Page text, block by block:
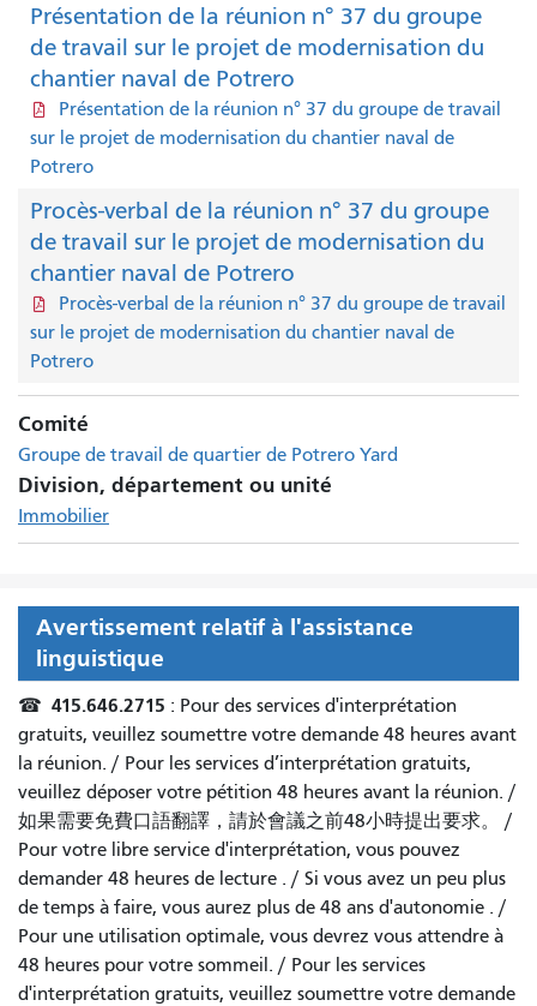
Présentation de la réunion n° 37 du groupe
de travail sur le projet de modernisation du
chantier naval de Potrero
Présentation de la réunion n° 37 du groupe de travail
sur le projet de modernisation du chantier naval de
Potrero
Procès-verbal de la réunion n° 37 du groupe
de travail sur le projet de modernisation du
chantier naval de Potrero
Procès-verbal de la réunion n° 37 du groupe de travail
sur le projet de modernisation du chantier naval de
Potrero
Comité
Groupe de travail de quartier de Potrero Yard
Division, département ou unité
Immobilier
Avertissement relatif à l'assistance
linguistique
☎ 415.646.2715 : Pour des services d'interprétation
gratuits, veuillez soumettre votre demande 48 heures avant
la réunion. / Pour les services d’interprétation gratuits,
veuillez déposer votre pétition 48 heures avant la réunion. /
如果需要免費口語翻譯，請於會議之前48小時提出要求。 /
Pour votre libre service d'interprétation, vous pouvez
demander 48 heures de lecture . / Si vous avez un peu plus
de temps à faire, vous aurez plus de 48 ans d'autonomie . /
Pour une utilisation optimale, vous devrez vous attendre à
48 heures pour votre sommeil. / Pour les services
d'interprétation gratuits, veuillez soumettre votre demande